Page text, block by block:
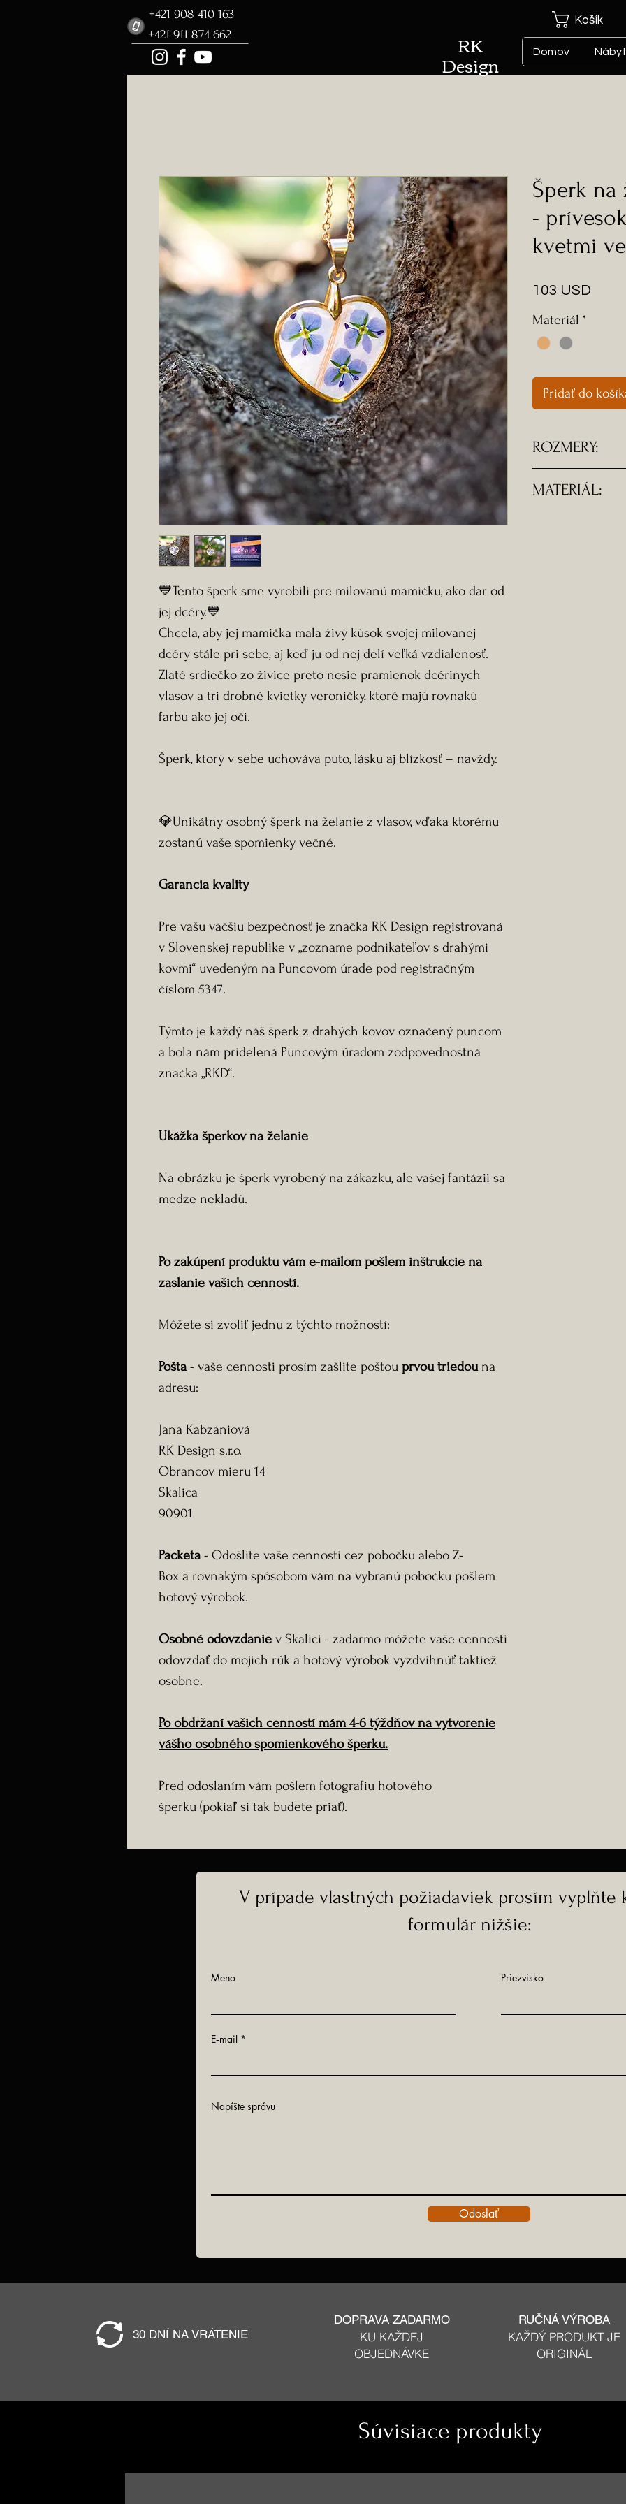
+421 908 410 163
+421 911 874 662
RK
Design
Košík
Domov
💙Tento šperk sme vyrobili pre milovanú mamičku, ako dar od
jej dcéry.💙
Chcela, aby jej mamička mala živý kúsok svojej milovanej
dcéry stále pri sebe, aj keď ju od nej delí veľká vzdialenosť.
Zlaté srdiečko zo živice preto nesie pramienok dcérinych
vlasov a tri drobné kvietky veroničky, ktoré majú rovnakú
farbu ako jej oči.
Šperk, ktorý v sebe uchováva puto, lásku aj blízkosť – navždy.
💎Unikátny osobný šperk na želanie z vlasov, vďaka ktorému
zostanú vaše spomienky večné.
Garancia kvality
Pre vašu väčšiu bezpečnosť je značka RK Design registrovaná
v Slovenskej republike v „zozname podnikateľov s drahými
kovmi“ uvedeným na Puncovom úrade pod registračným
číslom 5347.
Týmto je každý náš šperk z drahých kovov označený puncom
a bola nám pridelená Puncovým úradom zodpovednostná
značka „RKD“.
Ukážka šperkov na želanie
Na obrázku je šperk vyrobený na zákazku, ale vašej fantázii sa
medze nekladú.
Po zakúpení produktu vám e-mailom pošlem inštrukcie na
zaslanie vašich cenností.
Môžete si zvoliť jednu z týchto možností:
Pošta - vaše cennosti prosím zašlite poštou prvou triedou na
adresu:
Jana Kabzániová
RK Design s.r.o.
Obrancov mieru 14
Skalica
90901
Packeta - Odošlite vaše cennosti cez pobočku alebo Z-
Box a rovnakým spôsobom vám na vybranú pobočku pošlem
hotový výrobok.
Osobné odovzdanie v Skalici - zadarmo môžete vaše cennosti
odovzdať do mojich rúk a hotový výrobok vyzdvihnúť taktiež
osobne.
Po obdržaní vašich cenností mám 4-6 týždňov na vytvorenie
vášho osobného spomienkového šperku.
Pred odoslaním vám pošlem fotografiu hotového
šperku (pokiaľ si tak budete priať).
Šperk na
-
kvetmi
103 USD
Materiál *
Pridať do
ROZMERY:
- Retiazka je
MATERIÁL:
V prípade vlastných požiadaviek prosím vyplňte
formulár nižšie:
Meno Priezvisko
E‑mail
Napíšte správu
Odoslať
30 DNÍ NA VRÁTENIE
DOPRAVA ZADARMO
KU KAŽDEJ
OBJEDNÁVKE
RUČNÁ VÝROBA
KAŽDÝ PRODUKT JE
ORIGINÁL
Súvisiace produkty